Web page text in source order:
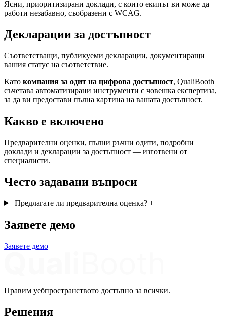
Ясни, приоритизирани доклади, с които екипът ви може да
работи незабавно, съобразени с WCAG.
Декларации за достъпност
Съответстващи, публикуеми декларации, документиращи
вашия статус на съответствие.
Като компания за одит на цифрова достъпност, QualiBooth
съчетава автоматизирани инструменти с човешка експертиза,
за да ви предостави пълна картина на вашата достъпност.
Какво е включено
Предварителни оценки, пълни ръчни одити, подробни
доклади и декларации за достъпност — изготвени от
специалисти.
Често задавани въпроси
Предлагате ли предварителна оценка? +
Заявете демо
Заявете демо
Правим уебпространството достъпно за всички.
Решения